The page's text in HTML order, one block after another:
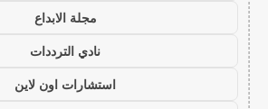
مجلة الابداع
نادي الترددات
استشارات اون لاين